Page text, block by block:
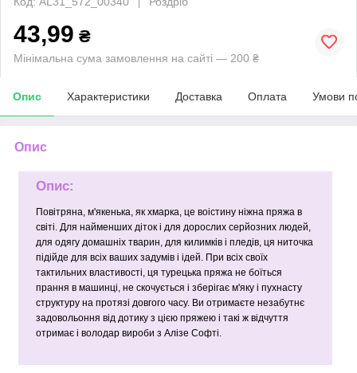
43,99 ₴
Мінімальна сума замовлення на сайті — 200 ₴
Опис Характеристики Доставка Оплата Умови
Опис
Опис:
Повітряна, м'якенька, як хмарка, це воістину ніжна пряжа в
світі. Для найменших діток і для дорослих серйозних людей,
для одягу домашніх тварин, для килимків і пледів, ця ниточка
підійде для всіх ваших задумів і ідей. При всіх своїх
тактильних властивості, ця турецька пряжа не боїться
прання в машинці, не скочується і зберігає м'яку і пухнасту
структуру на протязі довгого часу. Ви отримаєте незабутнє
задовольоння від дотику з цією пряжею і такі ж відчуття
отримає і володар вироби з Алізе Софті.